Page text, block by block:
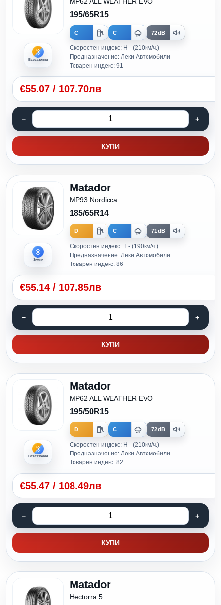
Всесезонни
195/65R15
C C 72dB
Скоростен индекс: H - (210км/ч.)
Предназначение: Леки Автомобили
Товарен индекс: 91
€55.07 / 107.70лв
КУПИ
Зимни
Matador
MP93 Nordicca
185/65R14
D C 71dB
Скоростен индекс: T - (190км/ч.)
Предназначение: Леки Автомобили
Товарен индекс: 86
€55.14 / 107.85лв
КУПИ
Всесезонни
Matador
MP62 ALL WEATHER EVO
195/50R15
D C 72dB
Скоростен индекс: H - (210км/ч.)
Предназначение: Леки Автомобили
Товарен индекс: 82
€55.47 / 108.49лв
КУПИ
Matador
Hectorra 5